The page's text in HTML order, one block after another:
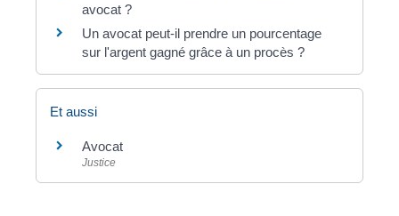
avocat ?
Un avocat peut-il prendre un pourcentage
sur l'argent gagné grâce à un procès ?
Et aussi
Avocat
Justice